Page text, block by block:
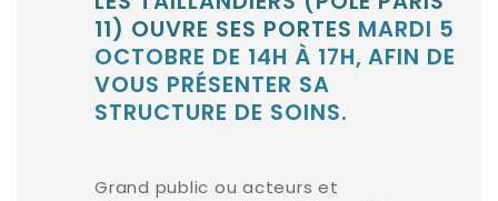
11) OUVRE SES PORTES MARDI 5
OCTOBRE DE 14H À 17H, AFIN DE
VOUS PRÉSENTER SA
STRUCTURE DE SOINS.
Grand public ou acteurs et